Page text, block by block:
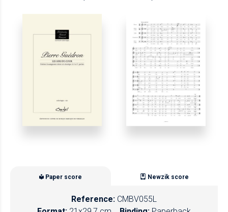
Paper score Newzik score
Reference: CMBV055L